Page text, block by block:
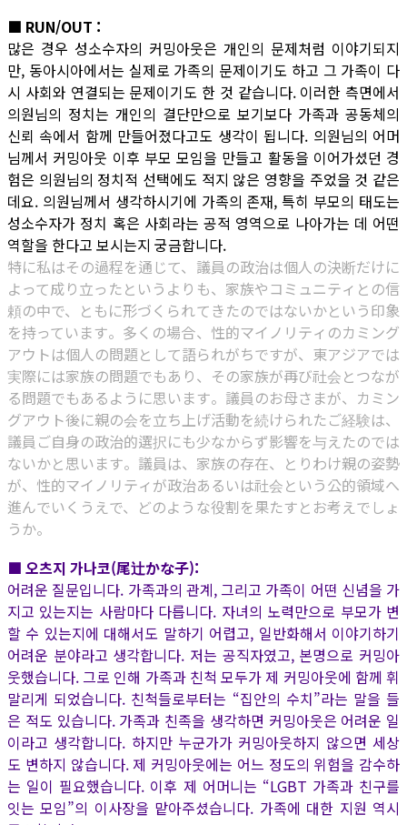
■ RUN/OUT :
많은 경우 성소수자의 커밍아웃은 개인의 문제처럼 이야기되지
만, 동아시아에서는 실제로 가족의 문제이기도 하고 그 가족이 다
시 사회와 연결되는 문제이기도 한 것 같습니다. 이러한 측면에서
의원님의 정치는 개인의 결단만으로 보기보다 가족과 공동체의
신뢰 속에서 함께 만들어졌다고도 생각이 됩니다. 의원님의 어머
님께서 커밍아웃 이후 부모 모임을 만들고 활동을 이어가셨던 경
험은 의원님의 정치적 선택에도 적지 않은 영향을 주었을 것 같은
데요. 의원님께서 생각하시기에 가족의 존재, 특히 부모의 태도는
성소수자가 정치 혹은 사회라는 공적 영역으로 나아가는 데 어떤
역할을 한다고 보시는지 궁금합니다.
特に私はその過程を通じて、議員の政治は個人の決断だけに
よって成り立ったというよりも、家族やコミュニティとの信
頼の中で、ともに形づくられてきたのではないかという印象
を持っています。多くの場合、性的マイノリティのカミング
アウトは個人の問題として語られがちですが、東アジアでは
実際には家族の問題でもあり、その家族が再び社会とつなが
る問題でもあるように思います。議員のお母さまが、カミン
グアウト後に親の会を立ち上げ活動を続けられたご経験は、
議員ご自身の政治的選択にも少なからず影響を与えたのでは
ないかと思います。議員は、家族の存在、とりわけ親の姿勢
が、性的マイノリティが政治あるいは社会という公的領域へ
進んでいくうえで、どのような役割を果たすとお考えでしょ
うか。
■ 오츠지 가나코(尾辻かな子):
어려운 질문입니다. 가족과의 관계, 그리고 가족이 어떤 신념을 가
지고 있는지는 사람마다 다릅니다. 자녀의 노력만으로 부모가 변
할 수 있는지에 대해서도 말하기 어렵고, 일반화해서 이야기하기
어려운 분야라고 생각합니다. 저는 공직자였고, 본명으로 커밍아
웃했습니다. 그로 인해 가족과 친척 모두가 제 커밍아웃에 함께 휘
말리게 되었습니다. 친척들로부터는 “집안의 수치”라는 말을 들
은 적도 있습니다. 가족과 친족을 생각하면 커밍아웃은 어려운 일
이라고 생각합니다. 하지만 누군가가 커밍아웃하지 않으면 세상
도 변하지 않습니다. 제 커밍아웃에는 어느 정도의 위험을 감수하
는 일이 필요했습니다. 이후 제 어머니는 “LGBT 가족과 친구를
잇는 모임”의 이사장을 맡아주셨습니다. 가족에 대한 지원 역시